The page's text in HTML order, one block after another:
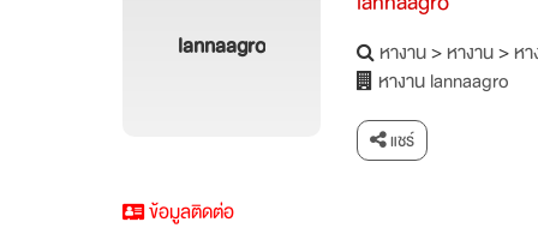
lannaagro หางาน>หางาน>ห
หางาน lannaagro
แชร์
ข้อมูลติดต่อ